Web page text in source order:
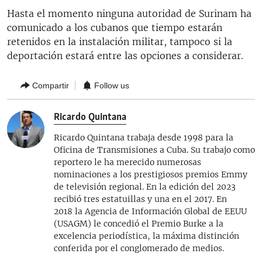
Hasta el momento ninguna autoridad de Surinam ha
comunicado a los cubanos que tiempo estarán
retenidos en la instalación militar, tampoco si la
deportación estará entre las opciones a considerar.
Compartir Follow us
Ricardo Quintana
Ricardo Quintana trabaja desde 1998 para la
Oficina de Transmisiones a Cuba. Su trabajo como
reportero le ha merecido numerosas
nominaciones a los prestigiosos premios Emmy
de televisión regional. En la edición del 2023
recibió tres estatuillas y una en el 2017. En
2018 la Agencia de Información Global de EEUU
(USAGM) le concedió el Premio Burke a la
excelencia periodística, la máxima distinción
conferida por el conglomerado de medios.